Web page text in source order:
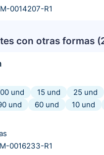
0014207-R1
con otras formas (
und 15 und 25 und
und 60 und 10 und
0016233-R1